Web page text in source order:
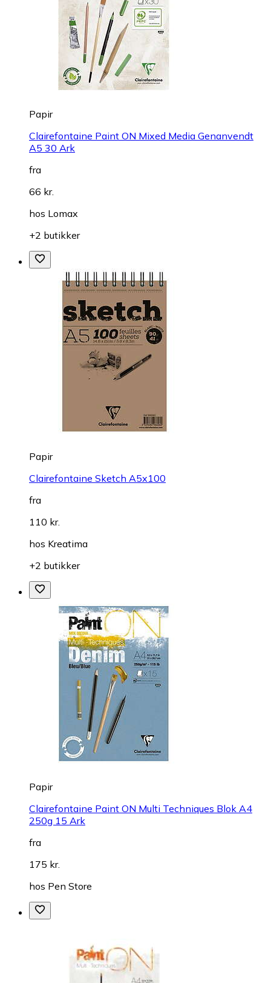
Papir
Clairefontaine Paint ON Mixed Media Genanvendt
A5 30 Ark
fra
66 kr.
hos Lomax
+2 butikker
Papir
Clairefontaine Sketch A5x100
fra
110 kr.
hos Kreatima
+2 butikker
Papir
Clairefontaine Paint ON Multi Techniques Blok A4
250g 15 Ark
fra
175 kr.
hos Pen Store